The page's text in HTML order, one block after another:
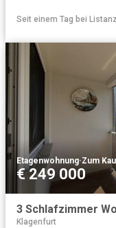
Seit einem Tag bei
Etagenwohnung·Zum
€ 249 000
Klagenfurt